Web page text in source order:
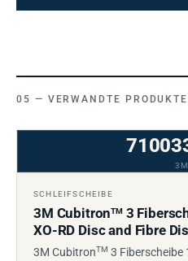
VERWANDTE PRODUKTE
3M
SCHLEIFSCHEIBE
3M CubitronTM3
XO-RD Disc and Fibre
3M CubitronTM 3 Fiberscheibe